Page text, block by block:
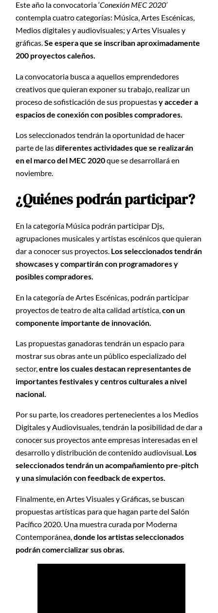
Este año la convocatoria ‘Conexión MEC 2020’
contempla cuatro categorías: Música, Artes Escénicas,
Medios digitales y audiovisuales; y Artes Visuales y
gráficas.Se espera que se inscriban aproximadamente
200 proyectos caleños.
La convocatoria busca a aquellos emprendedores
creativos que quieran exponer su trabajo, realizar un
proceso de sofisticación de sus propuestasy acceder a
espacios de conexión con posibles compradores.
Los seleccionados tendrán la oportunidad de hacer
parte de lasdiferentes actividades que se realizarán
en el marco del MEC 2020que se desarrollará en
noviembre.
¿Quiénes podrán participar?
En la categoría Música podrán participar Djs,
agrupaciones musicales y artistas escénicos que quieran
dar a conocer sus proyectos. Los seleccionados tendrán
showcases y compartirán con programadores y
posibles compradores.
En la categoría de Artes Escénicas, podrán participar
proyectos de teatro de alta calidad artística, con un
componente importante de innovación.
Las propuestas ganadoras tendrán un espacio para
mostrar sus obras ante un público especializado del
sector,entre los cuales destacan representantes de
importantes festivales y centros culturales a nivel
nacional.
Por su parte, los creadores pertenecientes a los Medios
Digitales y Audiovisuales, tendrán la posibilidad de dar a
conocer sus proyectos ante empresas interesadas en el
desarrollo y distribución de contenido audiovisual. Los
seleccionados tendrán un acompañamiento pre-pitch
y una simulación con feedback de expertos.
Finalmente, en Artes Visuales y Gráficas, se buscan
propuestas artísticas para que hagan parte del Salón
Pacífico 2020. Una muestra curada por Moderna
Contemporánea, donde los artistas seleccionados
podrán comercializar sus obras.